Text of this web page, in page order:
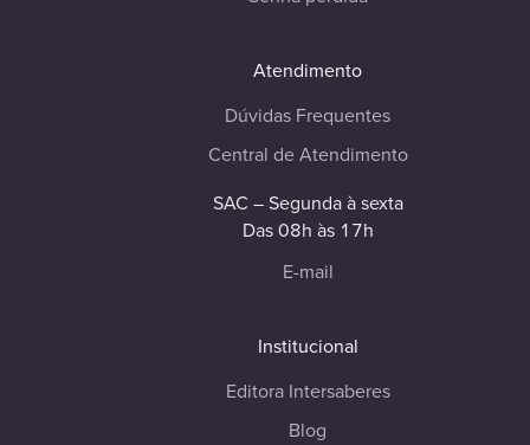
Atendimento
Dúvidas Frequentes
Central de Atendimento
SAC – Segunda à sexta
Das 08h às 17h
E-mail
Institucional
Editora Intersaberes
Blog